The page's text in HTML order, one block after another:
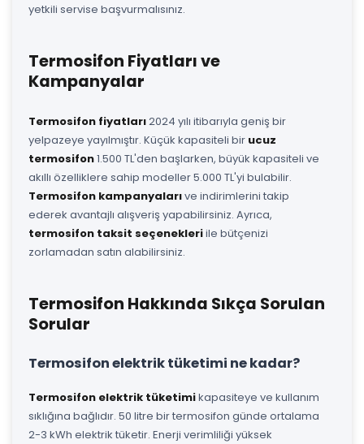
yetkili servise başvurmalısınız.
Termosifon Fiyatları ve
Kampanyalar
Termosifon fiyatları2024 yılı itibarıyla geniş bir
yelpazeye yayılmıştır. Küçük kapasiteli bir ucuz
termosifon1.500 TL'den başlarken, büyük kapasiteli ve
akıllı özelliklere sahip modeller 5.000 TL'yi bulabilir.
Termosifon kampanyalarıve indirimlerini takip
ederek avantajlı alışveriş yapabilirsiniz. Ayrıca,
termosifon taksit seçenekleriile bütçenizi
zorlamadan satın alabilirsiniz.
Termosifon Hakkında Sıkça Sorulan
Sorular
Termosifon elektrik tüketimi ne kadar?
Termosifon elektrik tüketimikapasiteye ve kullanım
sıklığına bağlıdır. 50 litre bir termosifon günde ortalama
2-3 kWh elektrik tüketir. Enerji verimliliği yüksek